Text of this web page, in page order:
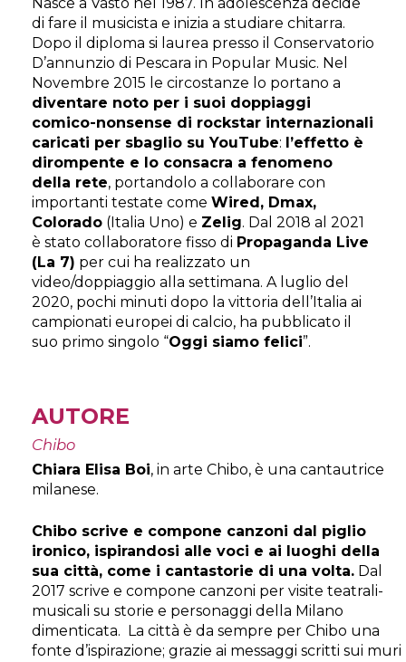
di fare il musicista e inizia a studiare chitarra.
Dopo il diploma si laurea presso il Conservatorio
D’annunzio di Pescara in Popular Music. Nel
Novembre 2015 le circostanze lo portano a
diventare noto per i suoi doppiaggi
comico-nonsense di rockstar internazionali
caricati per sbaglio su YouTube: l’effetto è
dirompente e lo consacra a fenomeno
della rete, portandolo a collaborare con
importanti testate come Wired, Dmax,
Colorado (Italia Uno) e Zelig. Dal 2018 al 2021
è stato collaboratore fisso di Propaganda Live
(La 7) per cui ha realizzato un
video/doppiaggio alla settimana. A luglio del
2020, pochi minuti dopo la vittoria dell’Italia ai
campionati europei di calcio, ha pubblicato il
suo primo singolo “Oggi siamo felici”.
AUTORE
Chibo
Chiara Elisa Boi, in arte Chibo, è una cantautrice
milanese.
Chibo scrive e compone canzoni dal piglio
ironico, ispirandosi alle voci e ai luoghi della
sua città, come i cantastorie di una volta. Dal
2017 scrive e compone canzoni per visite teatrali-
musicali su storie e personaggi della Milano
dimenticata. La città è da sempre per Chibo una
fonte d’ispirazione; grazie ai messaggi scritti sui muri